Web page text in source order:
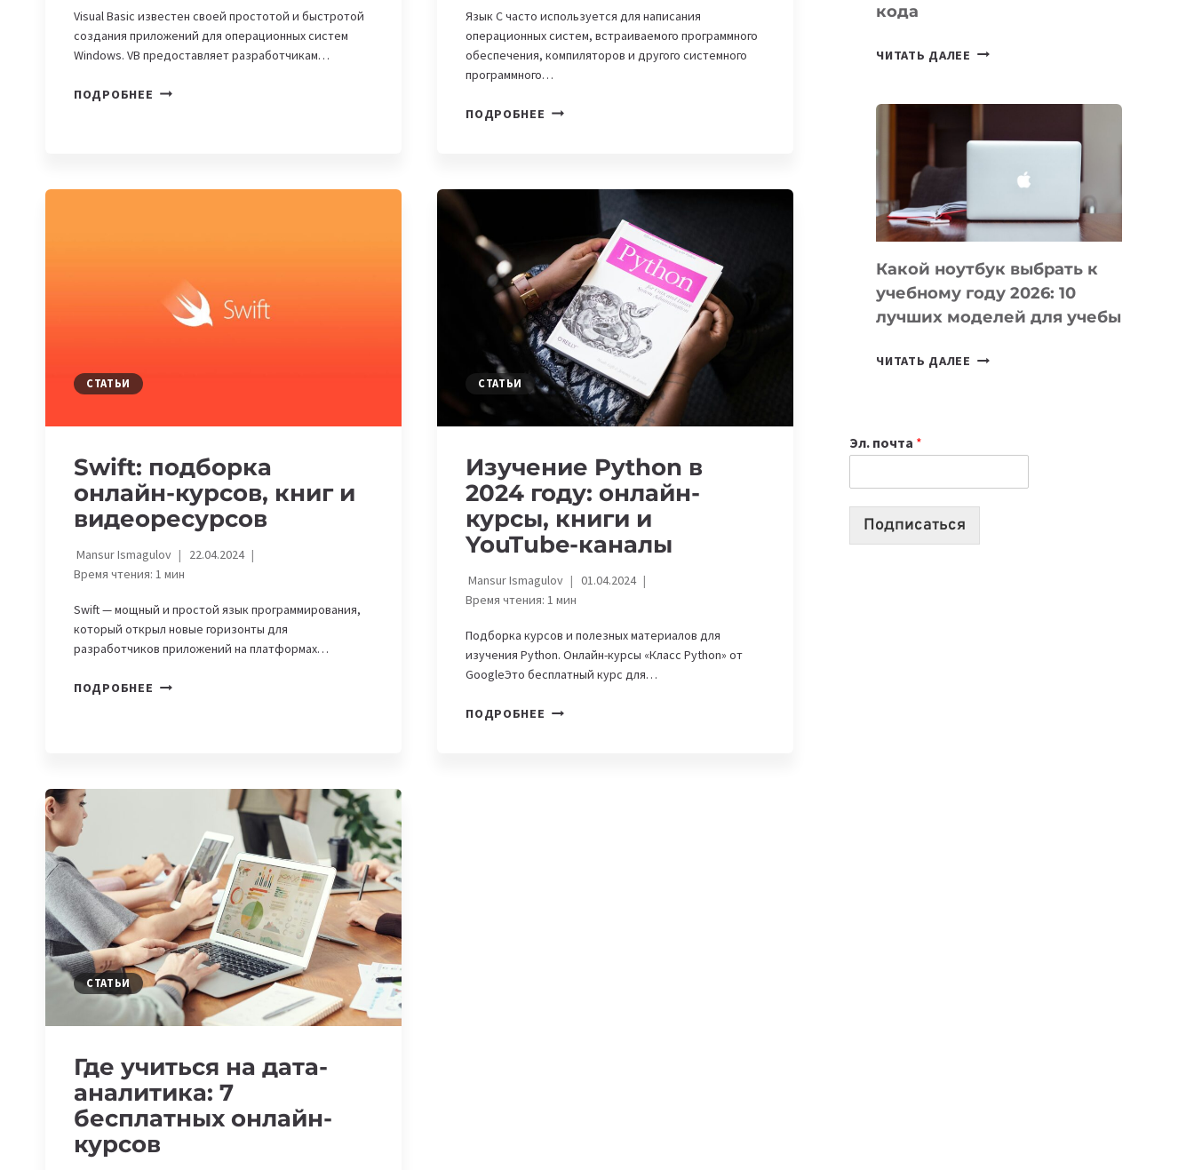
Visual Basic известен своей простотой и быстротой
создания приложений для операционных систем
Windows. VB предоставляет разработчикам…
ПОДРОБНЕЕ VISUAL
КНИГ
Язык C часто используется для написания
операционных систем, встраиваемого программного
обеспечения, компиляторов и другого системного
программного…
ПОДРОБНЕЕ C:
КНИГ
ВИДЕОРЕСУРСОВ
СТАТЬИ
Swift: подборка
онлайн-курсов, книг и
видеоресурсов
Mansur Ismagulov
22.04.2024
Время чтения: 1 мин
Swift — мощный и простой язык программирования,
который открыл новые горизонты для
разработчиков приложений на платформах…
ПОДРОБНЕЕ SWIFT:
И
ВИДЕОРЕСУРСОВ
СТАТЬИ
Изучение Python в
2024 году: онлайн-
курсы, книги и
YouTube-каналы
Mansur Ismagulov
01.04.2024
Время чтения: 1мин
Подборка курсов и полезных материалов для
изучения Python. Онлайн-курсы «Класс Python» от
GoogleЭто бесплатный курс для…
ПОДРОБНЕЕ ИЗУЧЕНИЕ
СТАТЬИ
Где учиться на дата-
аналитика: 7
бесплатных онлайн-
курсов
кода
ЧИТАТЬ ДАЛЕЕ
КОТОРЫЕ
СОЗДАВАТЬ
БЕЗ
КОДА
Какой ноутбук выбрать к
учебному году 2026: 10
лучших моделей для учебы
ЧИТАТЬ ДАЛЕЕ КАКОЙ
2026:
10
Эл. почта *
Подписаться